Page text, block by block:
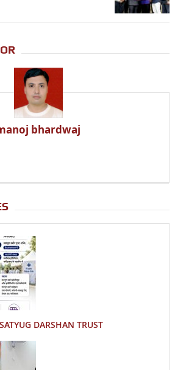
bhardwaj
DARSHAN TRUST